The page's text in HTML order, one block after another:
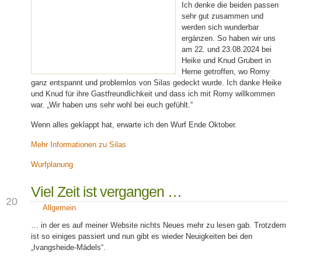
Ich denke die beiden passen
sehr gut zusammen und
werden sich wunderbar
ergänzen. So haben wir uns
am 22. und 23.08.2024 bei
Heike und Knud Grubert in
Herne getroffen, wo Romy
ganz entspannt und problemlos von Silas gedeckt wurde. Ich danke Heike
und Knud für ihre Gastfreundlichkeit und dass ich mit Romy willkommen
war. „Wir haben uns sehr wohl bei euch gefühlt.“
Wenn alles geklappt hat, erwarte ich den Wurf Ende Oktober.
Mehr Informationen zu Silas
Wurfplanung
20
Viel Zeit ist vergangen …
Allgemein
… in der es auf meiner Website nichts Neues mehr zu lesen gab. Trotzdem
ist so einiges passiert und nun gibt es wieder Neuigkeiten bei den
„Ivangsheide-Mädels“.